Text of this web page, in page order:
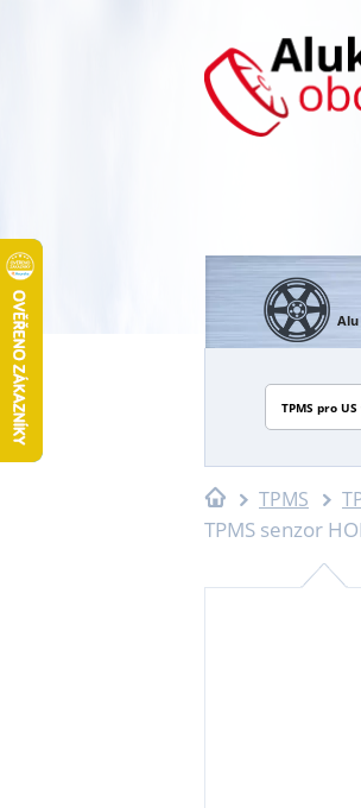
TPMS pro
TPMS
TPMS senzor